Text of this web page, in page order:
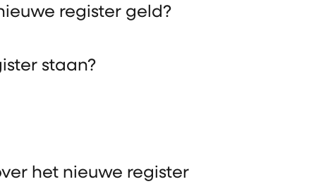
register geld?
staan?
het nieuwe register